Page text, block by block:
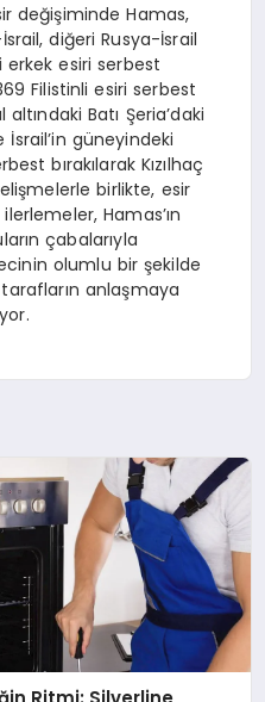
değişiminde Hamas,
diğeri Rusya-İsrail
esiri serbest
Filistinli esiri serbest
Batı Şeria’daki
güneyindeki
bırakılarak Kızılhaç
birlikte, esir
Hamas’ın
çabalarıyla
olumlu bir şekilde
anlaşmaya